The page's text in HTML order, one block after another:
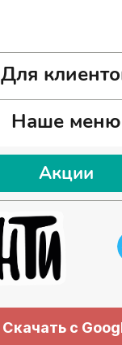
Для
Наше меню
Акции
Скачать с